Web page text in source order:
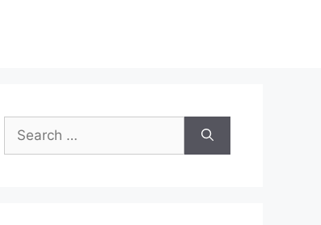
Search
for: